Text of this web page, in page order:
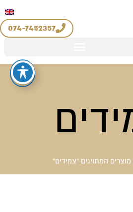
074-7452357
המתויגים “צמידים”